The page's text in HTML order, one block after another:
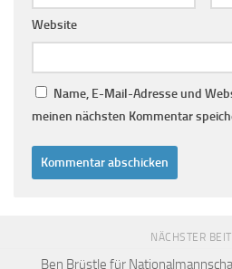
Website
Name, E-Mail-Adresse und
meinen nächsten Kommentar
NÄCHSTER
Ben Brüstle für